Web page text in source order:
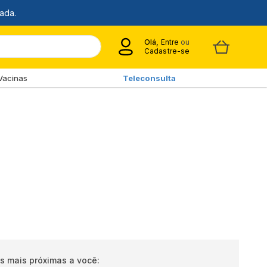
Olá, Entre ou
Cadastre-se
Teleconsulta
mais próximas a você: